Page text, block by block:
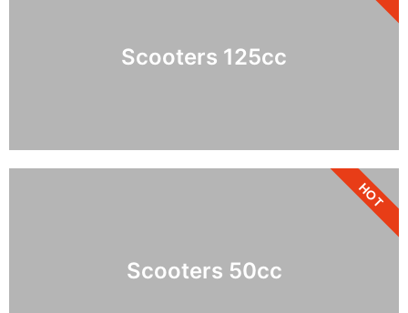
Scooters 125cc
Scooters 50cc
HOT